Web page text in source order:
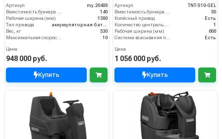
Артикул
my.20488
140
Рабочая ширина (мм)
1380
Тип привода
Вес, кг
530
10
Цена
948 000 руб.
Купить
Артикул
TNT-S10-GEL
80
Колёсный привод
Есть
1
Рабочая ширина (мм)
600
Есть
Цена
1 056 000 руб.
Купить